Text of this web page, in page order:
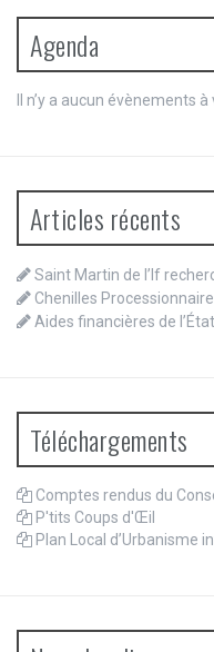
Agenda
Il n’y a aucun évènements
Articles récents
Saint Martin de l’If
Chenilles
Aides financières de
Téléchargements
Comptes rendus du
P'tits Coups d'Œil
Plan Local d’Urbanisme